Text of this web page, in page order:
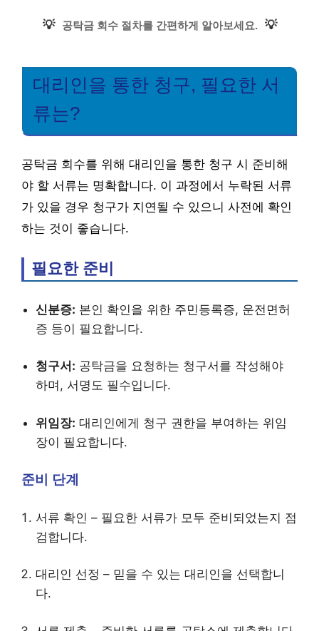
💡 공탁금 회수 절차를 간편하게 알아보세요. 💡
대리인을 통한 청구, 필요한 서
류는?
공탁금 회수를 위해 대리인을 통한 청구 시 준비해
야 할 서류는 명확합니다. 이 과정에서 누락된 서류
가 있을 경우 청구가 지연될 수 있으니 사전에 확인
하는 것이 좋습니다.
필요한 준비
신분증: 본인 확인을 위한 주민등록증, 운전면허
증 등이 필요합니다.
청구서: 공탁금을 요청하는 청구서를 작성해야
하며, 서명도 필수입니다.
위임장: 대리인에게 청구 권한을 부여하는 위임
장이 필요합니다.
준비 단계
서류 확인 – 필요한 서류가 모두 준비되었는지 점
검합니다.
대리인 선정 – 믿을 수 있는 대리인을 선택합니
다.